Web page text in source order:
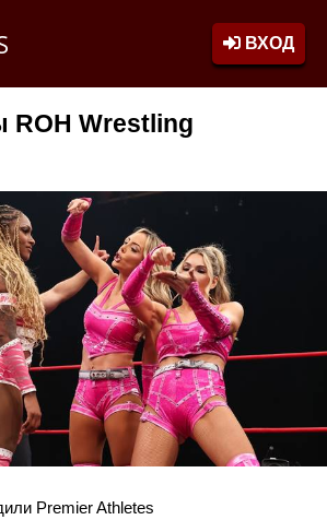
ВХОД
ROH Wrestling
Premier Athletes